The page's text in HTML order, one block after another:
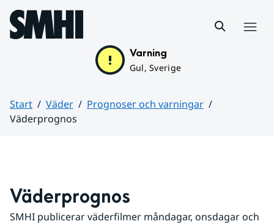
Hoppa till sidans innehåll
Varning
Gul, Sverige
Start Väder
Prognoser och varningar
Väderprognos
Väderprognos
SMHI publicerar väderfilmer måndagar, onsdagar och